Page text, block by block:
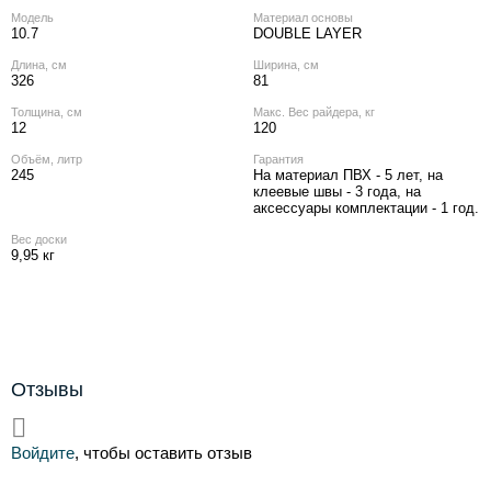
Модель
10.7
Материал основы
DOUBLE LAYER
Длина, см
326
Ширина, см
81
Толщина, см
12
Макс. Вес райдера, кг
120
Объём, литр
245
Гарантия
На материал ПВХ - 5 лет, на
клеевые швы - 3 года, на
аксессуары комплектации - 1 год.
Вес доски
9,95 кг
Отзывы
Войдите, чтобы оставить отзыв